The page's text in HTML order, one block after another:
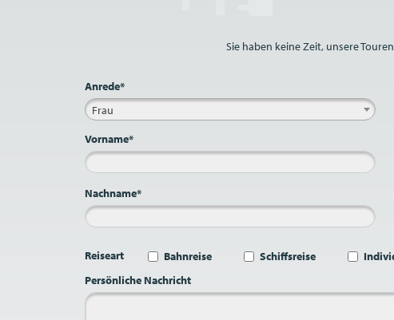
Sie haben keine Zeit, unsere
Anrede*
Frau
Vorname*
Nachname*
Reiseart Bahnreise Schiffsreise
Persönliche Nachricht